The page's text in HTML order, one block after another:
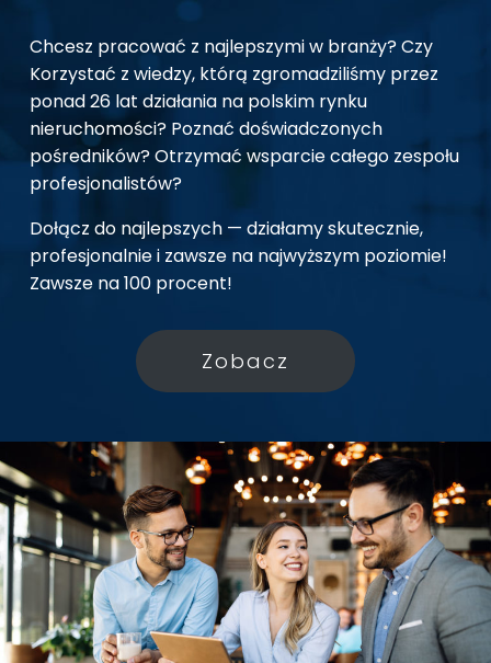
Chcesz pracować z najlepszymi w branży? Czy
Korzystać z wiedzy, którą zgromadziliśmy przez
ponad 26 lat działania na polskim rynku
nieruchomości? Poznać doświadczonych
pośredników? Otrzymać wsparcie całego zespołu
profesjonalistów?
Dołącz do najlepszych — działamy skutecznie,
profesjonalnie i zawsze na najwyższym poziomie!
Zawsze na 100 procent!
Zobacz